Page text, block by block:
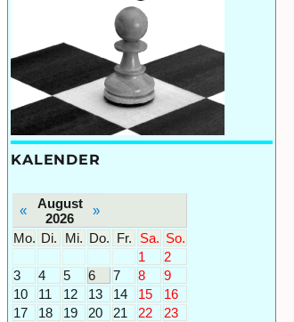
KALENDER
«
August
2026
»
Mo. Di. Mi. Do. Fr. Sa. So.
1
2
3
4 5 6 7 8
9
10
11 12 13 14 15
16
17
18 19 20 21 22
23